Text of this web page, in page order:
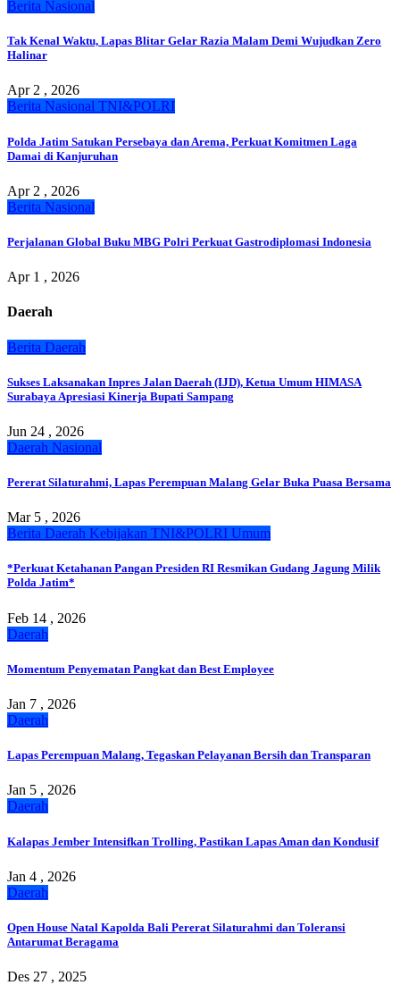
Berita Nasional
Tak Kenal Waktu, Lapas Blitar Gelar Razia Malam Demi Wujudkan Zero
Halinar
Apr 2 , 2026
Berita Nasional TNI&POLRI
Polda Jatim Satukan Persebaya dan Arema, Perkuat Komitmen Laga
Damai di Kanjuruhan
Apr 2 , 2026
Berita Nasional
Perjalanan Global Buku MBG Polri Perkuat Gastrodiplomasi Indonesia
Apr 1 , 2026
Daerah
Berita Daerah
Sukses Laksanakan Inpres Jalan Daerah (IJD), Ketua Umum HIMASA
Surabaya Apresiasi Kinerja Bupati Sampang
Jun 24 , 2026
Daerah Nasional
Pererat Silaturahmi, Lapas Perempuan Malang Gelar Buka Puasa Bersama
Mar 5 , 2026
Berita Daerah Kebijakan TNI&POLRI Umum
*Perkuat Ketahanan Pangan Presiden RI Resmikan Gudang Jagung Milik
Polda Jatim*
Feb 14 , 2026
Daerah
Momentum Penyematan Pangkat dan Best Employee
Jan 7 , 2026
Daerah
Lapas Perempuan Malang, Tegaskan Pelayanan Bersih dan Transparan
Jan 5 , 2026
Daerah
Kalapas Jember Intensifkan Trolling, Pastikan Lapas Aman dan Kondusif
Jan 4 , 2026
Daerah
Open House Natal Kapolda Bali Pererat Silaturahmi dan Toleransi
Antarumat Beragama
Des 27 , 2025